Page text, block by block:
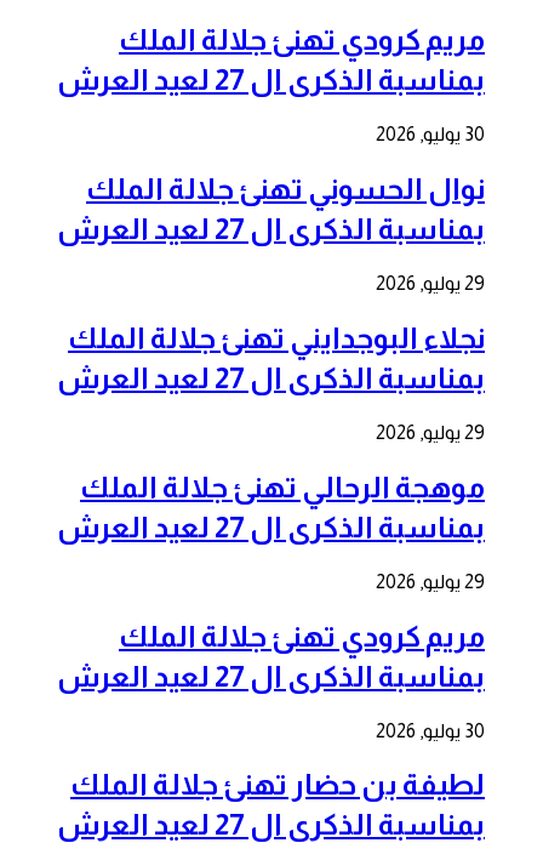
مريم كرودي تهنئ جلالة الملك
بمناسبة الذكرى ال 27 لعيد العرش
30 يوليو, 2026
نوال الحسوني تهنئ جلالة الملك
بمناسبة الذكرى ال 27 لعيد العرش
29 يوليو, 2026
نجلاء البوجدايني تهنئ جلالة الملك
بمناسبة الذكرى ال 27 لعيد العرش
29 يوليو, 2026
موهجة الرحالي تهنئ جلالة الملك
بمناسبة الذكرى ال 27 لعيد العرش
29 يوليو, 2026
مريم كرودي تهنئ جلالة الملك
بمناسبة الذكرى ال 27 لعيد العرش
30 يوليو, 2026
لطيفة بن حضار تهنئ جلالة الملك
بمناسبة الذكرى ال 27 لعيد العرش